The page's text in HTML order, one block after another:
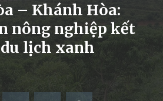
– Khánh Hòa:
nông nghiệp kết
lịch xanh